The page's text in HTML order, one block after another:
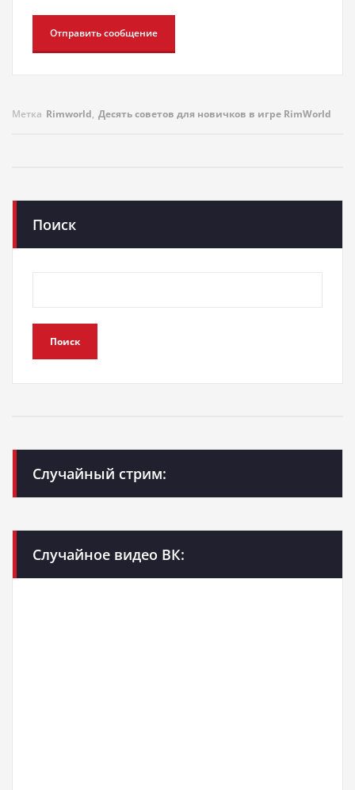
Метка Rimworld, Десять советов для новичков в игре RimWorld
Поиск
Поиск
Случайный стрим:
Случайное видео ВК: